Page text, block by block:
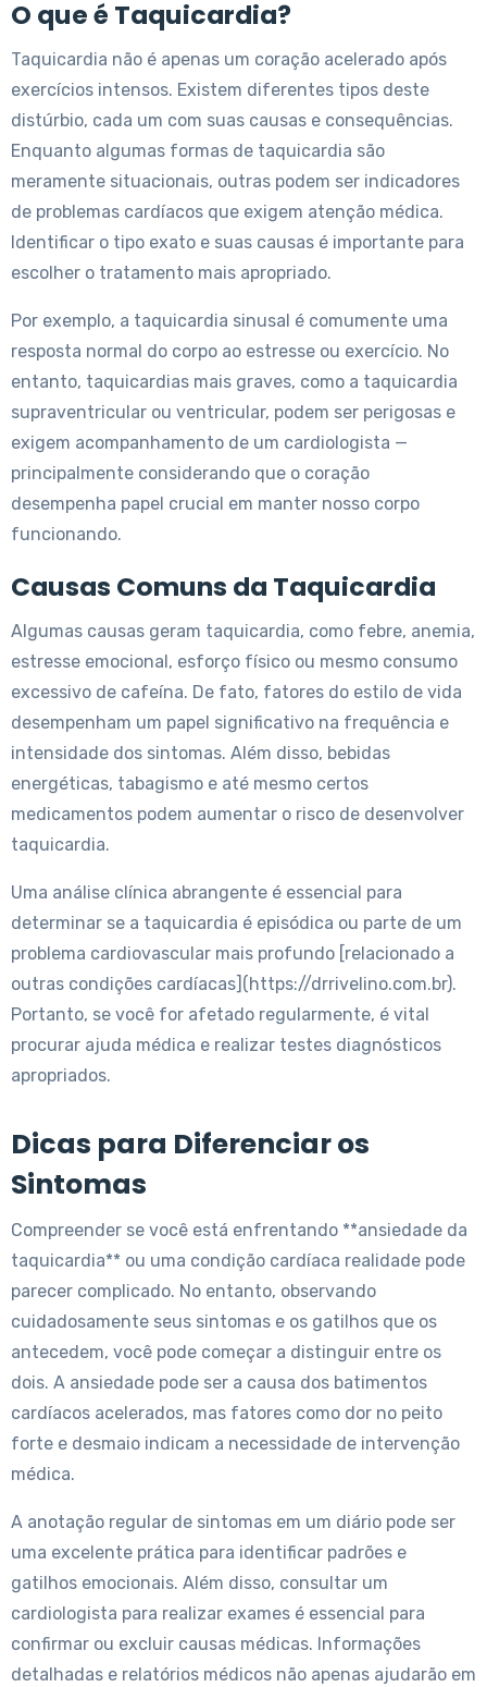
O que é Taquicardia?
Taquicardia não é apenas um coração acelerado após
exercícios intensos. Existem diferentes tipos deste
distúrbio, cada um com suas causas e consequências.
Enquanto algumas formas de taquicardia são
meramente situacionais, outras podem ser indicadores
de problemas cardíacos que exigem atenção médica.
Identificar o tipo exato e suas causas é importante para
escolher o tratamento mais apropriado.
Por exemplo, a taquicardia sinusal é comumente uma
resposta normal do corpo ao estresse ou exercício. No
entanto, taquicardias mais graves, como a taquicardia
supraventricular ou ventricular, podem ser perigosas e
exigem acompanhamento de um cardiologista —
principalmente considerando que o coração
desempenha papel crucial em manter nosso corpo
funcionando.
Causas Comuns da Taquicardia
Algumas causas geram taquicardia, como febre, anemia,
estresse emocional, esforço físico ou mesmo consumo
excessivo de cafeína. De fato, fatores do estilo de vida
desempenham um papel significativo na frequência e
intensidade dos sintomas. Além disso, bebidas
energéticas, tabagismo e até mesmo certos
medicamentos podem aumentar o risco de desenvolver
taquicardia.
Uma análise clínica abrangente é essencial para
determinar se a taquicardia é episódica ou parte de um
problema cardiovascular mais profundo [relacionado a
outras condições cardíacas](https://drrivelino.com.br).
Portanto, se você for afetado regularmente, é vital
procurar ajuda médica e realizar testes diagnósticos
apropriados.
Dicas para Diferenciar os
Sintomas
Compreender se você está enfrentando **ansiedade da
taquicardia** ou uma condição cardíaca realidade pode
parecer complicado. No entanto, observando
cuidadosamente seus sintomas e os gatilhos que os
antecedem, você pode começar a distinguir entre os
dois. A ansiedade pode ser a causa dos batimentos
cardíacos acelerados, mas fatores como dor no peito
forte e desmaio indicam a necessidade de intervenção
médica.
A anotação regular de sintomas em um diário pode ser
uma excelente prática para identificar padrões e
gatilhos emocionais. Além disso, consultar um
cardiologista para realizar exames é essencial para
confirmar ou excluir causas médicas. Informações
detalhadas e relatórios médicos não apenas ajudarão em